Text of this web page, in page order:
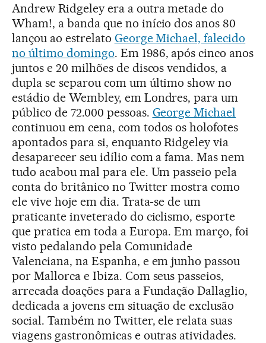
Andrew Ridgeley era a outra metade do
Wham!, a banda que no início dos anos 80
lançou ao estrelato George Michael, falecido
no último domingo. Em 1986, após cinco anos
juntos e 20 milhões de discos vendidos, a
dupla se separou com um último show no
estádio de Wembley, em Londres, para um
público de 72.000 pessoas. George Michael
continuou em cena, com todos os holofotes
apontados para si, enquanto Ridgeley via
desaparecer seu idílio com a fama. Mas nem
tudo acabou mal para ele. Um passeio pela
conta do britânico no Twitter mostra como
ele vive hoje em dia. Trata-se de um
praticante inveterado do ciclismo, esporte
que pratica em toda a Europa. Em março, foi
visto pedalando pela Comunidade
Valenciana, na Espanha, e em junho passou
por Mallorca e Ibiza. Com seus passeios,
arrecada doações para a Fundação Dallaglio,
dedicada a jovens em situação de exclusão
social. Também no Twitter, ele relata suas
viagens gastronômicas e outras atividades.